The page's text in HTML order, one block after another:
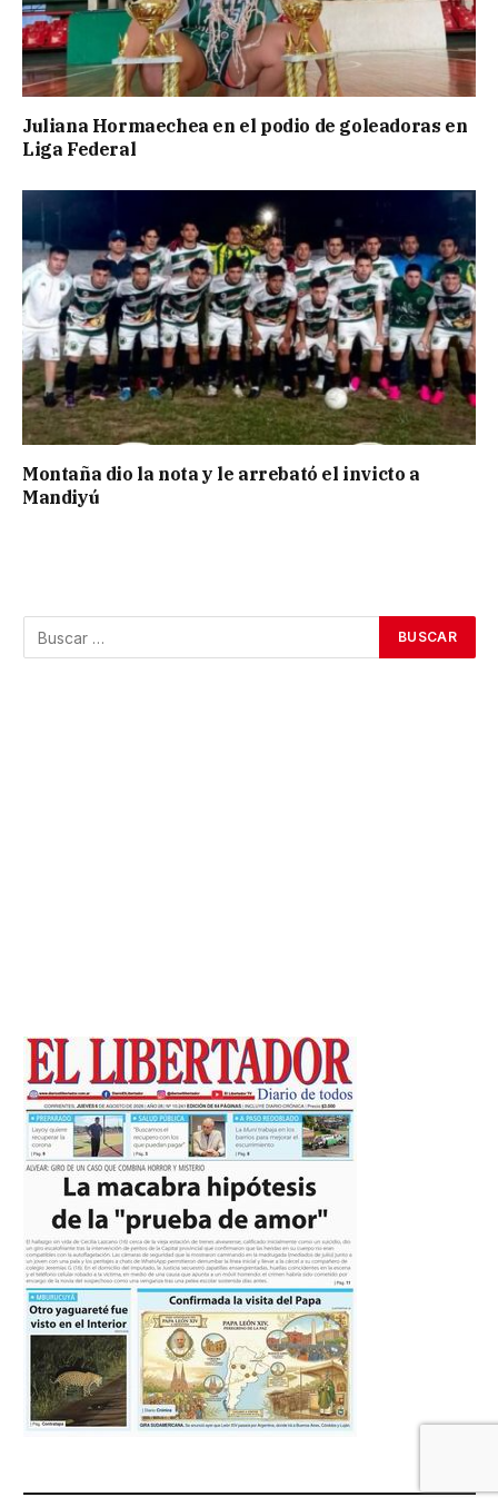
Juliana Hormaechea en el podio de goleadoras en
Liga Federal
Montaña dio la nota y le arrebató el invicto a
Mandiyú